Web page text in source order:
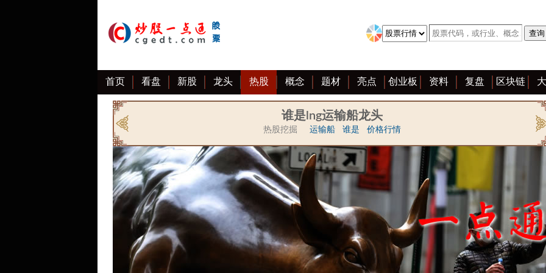
首页 看盘 新股 龙头 热股 概念 题材 亮点 创业板 资料 复盘 区块链
谁是lng运输船龙头
热股挖掘 运输船 谁是 价格行情